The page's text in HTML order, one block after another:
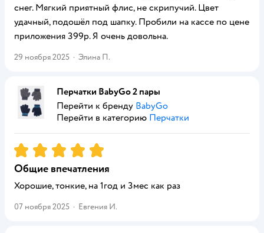
снег. Мягкий приятный флис, не скрипучий. Цвет
удачный, подошёл под шапку. Пробили на кассе по цене
приложения 399р. Я очень довольна.
29 ноября 2025 · Элина П.
Перчатки BabyGо 2 пары
Перейти к бренду BabyGo
Перейти в категорию Перчатки
Рейтинг:5
Общие впечатления
Хорошие, тонкие, на 1год и 3мес как раз
07 ноября 2025 · Евгения И.